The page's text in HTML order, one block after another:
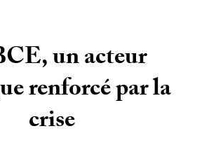
, un acteur
renforcé par la
crise